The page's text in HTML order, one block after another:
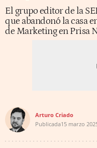
El grupo editor de la
que abandonó la casa
de Marketing en Prisa
Arturo Criado
Publicada15 marzo